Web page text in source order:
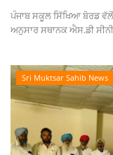
ਪੰਜਾਬ ਸਕੂਲ ਸਿੱਖਿਆ ਬੋਰਡ
ਅਨੁਸਾਰ ਸਥਾਨਕ ਐਸ.ਡੀ
Sri Muktsar Sahib News